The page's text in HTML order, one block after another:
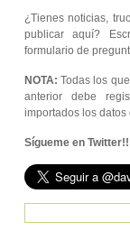
¿Tienes noticias,
publicar aquí?
formulario de
NOTA: Todas los
anterior debe
importados los
Sígueme en